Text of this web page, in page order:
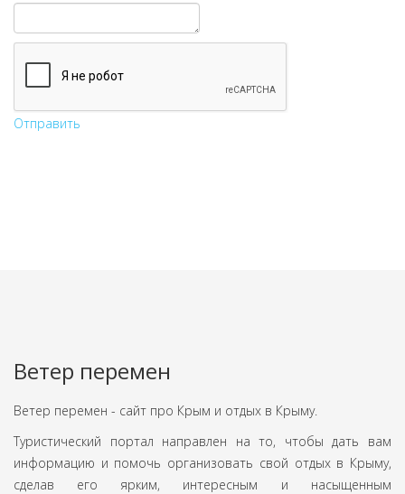
Отправить
Ветер перемен
Ветер перемен - сайт про Крым и отдых в Крыму.
Туристический портал направлен на то, чтобы дать вам
информацию и помочь организовать свой отдых в Крыму,
сделав его ярким, интересным и насыщенным